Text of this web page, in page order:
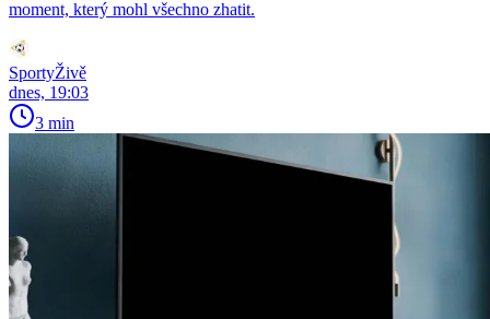
moment, který mohl všechno zhatit.
SportyŽivě
dnes, 19:03
3 min